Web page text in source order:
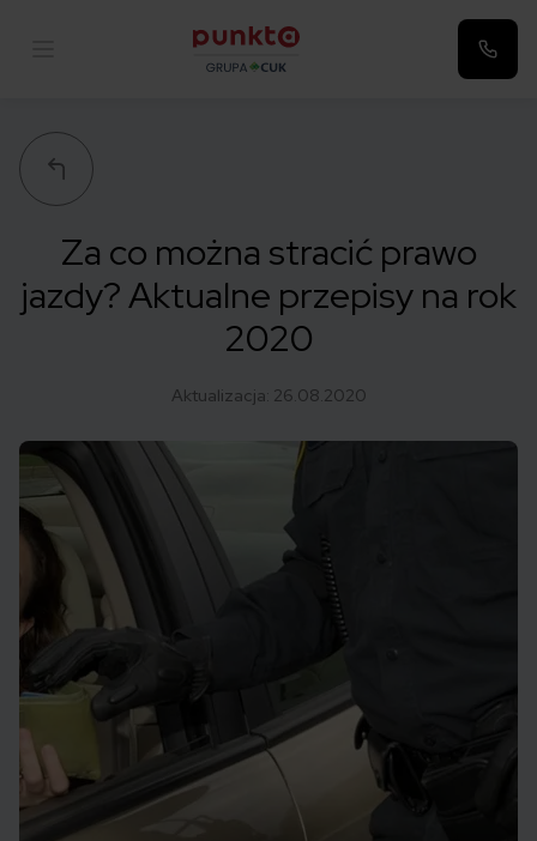
Za co można stracić prawo
jazdy? Aktualne przepisy na rok
2020
Aktualizacja: 26.08.2020